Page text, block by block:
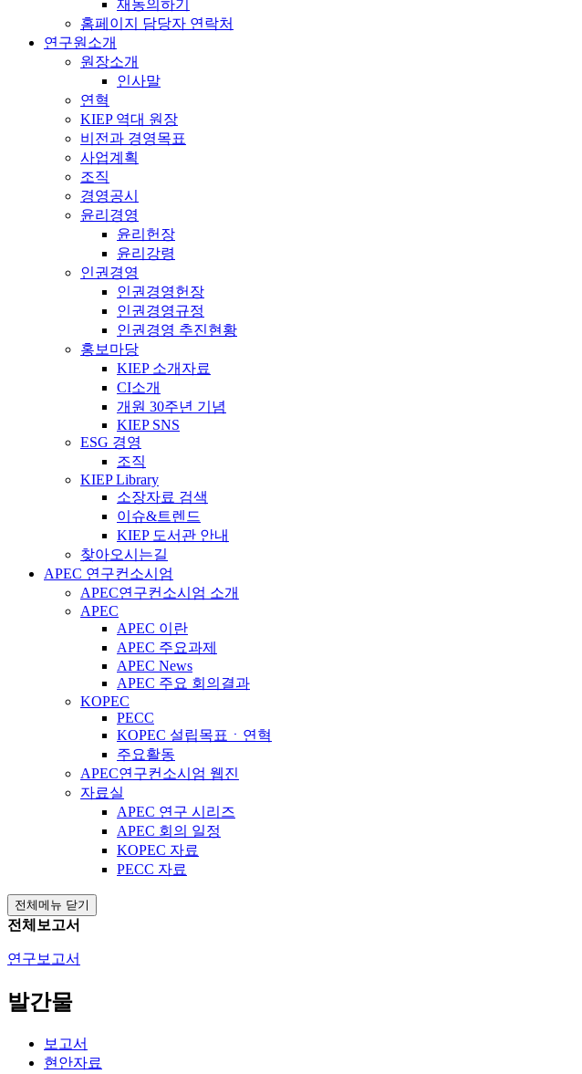
재동의하기
홈페이지 담당자 연락처
연구원소개
원장소개
인사말
연혁
KIEP 역대 원장
비전과 경영목표
사업계획
조직
경영공시
윤리경영
윤리헌장
윤리강령
인권경영
인권경영헌장
인권경영규정
인권경영 추진현황
홍보마당
KIEP 소개자료
CI소개
개원 30주년 기념
KIEP SNS
ESG 경영
조직
KIEP Library
소장자료 검색
이슈&트렌드
KIEP 도서관 안내
찾아오시는길
APEC 연구컨소시엄
APEC연구컨소시엄 소개
APEC
APEC 이란
APEC 주요과제
APEC News
APEC 주요 회의결과
KOPEC
PECC
KOPEC 설립목표ㆍ연혁
주요활동
APEC연구컨소시엄 웹진
자료실
APEC 연구 시리즈
APEC 회의 일정
KOPEC 자료
PECC 자료
전체메뉴 닫기
전체보고서
연구보고서
발간물
보고서
현안자료